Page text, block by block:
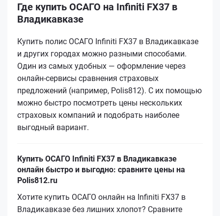
Где купить ОСАГО на Infiniti FX37 в
Владикавказе
Купить полис ОСАГО Infiniti FX37 в Владикавказе
и других городах можно разными способами.
Один из самых удобных — оформление через
онлайн-сервисы сравнения страховых
предложений (например, Polis812). С их помощью
можно быстро посмотреть цены нескольких
страховых компаний и подобрать наиболее
выгодный вариант.
Купить ОСАГО Infiniti FX37 в Владикавказе
онлайн быстро и выгодно: сравните цены на
Polis812.ru
Хотите купить ОСАГО онлайн на Infiniti FX37 в
Владикавказе без лишних хлопот? Сравните